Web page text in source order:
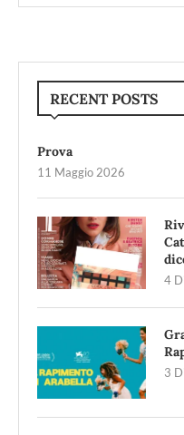
RECENT POSTS
Prova
11 Maggio 2026
4
3